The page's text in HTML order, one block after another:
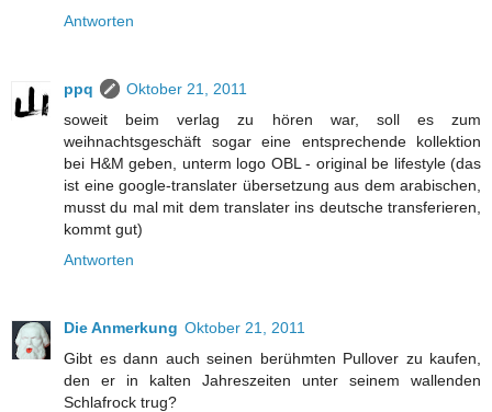
Antworten
ppq
Oktober 21, 2011
soweit beim verlag zu hören war, soll es zum
weihnachtsgeschäft sogar eine entsprechende kollektion
bei H&M geben, unterm logo OBL - original be lifestyle (das
ist eine google-translater übersetzung aus dem arabischen,
musst du mal mit dem translater ins deutsche transferieren,
kommt gut)
Antworten
Die Anmerkung Oktober 21, 2011
Gibt es dann auch seinen berühmten Pullover zu kaufen,
den er in kalten Jahreszeiten unter seinem wallenden
Schlafrock trug?